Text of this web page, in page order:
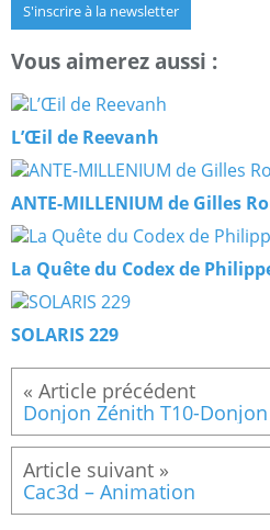
S'inscrire à la newsletter
Vous aimerez aussi :
L’Œil de Reevanh
ANTE-MILLENIUM de Gilles
La Quête du Codex de
SOLARIS 229
Donjon Zénith T10-
Cac3d – Animation